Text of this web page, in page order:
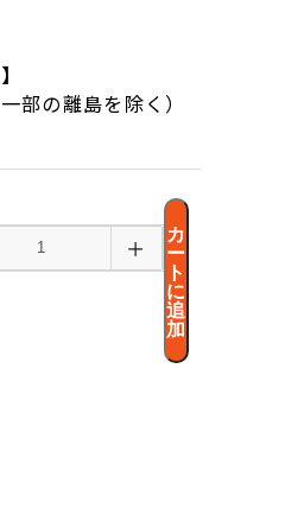
部の離島を除く）
＋
カ
ー
ト
に
追
加